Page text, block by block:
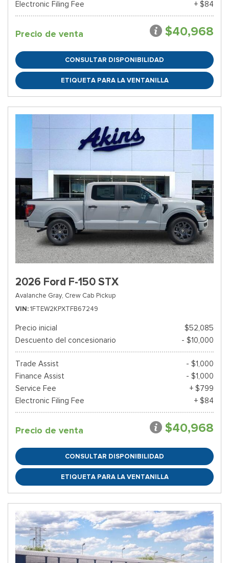
Electronic Filing Fee
+ $84
Precio de venta $40,968
CONSULTAR DISPONIBILIDAD
ETIQUETA PARA LA VENTANILLA
2026 Ford F-150 STX
Avalanche Gray, Crew Cab Pickup
VIN 1FTEW2KPXTFB67249
Precio inicial
$52,085
Descuento del concesionario
- $10,000
Trade Assist
- $1,000
Finance Assist
- $1,000
Service Fee
+ $799
Electronic Filing Fee
+ $84
Precio de venta $40,968
CONSULTAR DISPONIBILIDAD
ETIQUETA PARA LA VENTANILLA